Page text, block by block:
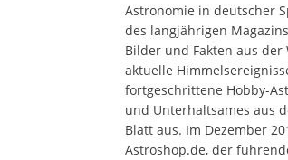
Astronomie in deutscher
des langjährigen
Bilder und Fakten aus
aktuelle
fortgeschrittene Hobby-
und Unterhaltsames aus
Blatt aus. Im Dezember
Astroshop.de, der